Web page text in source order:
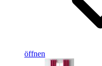
öffnen